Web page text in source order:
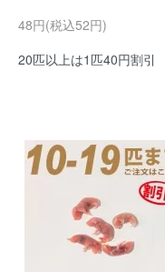
48円(税込52円)
20匹以上は1匹40円割引